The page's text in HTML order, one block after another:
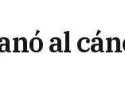
al